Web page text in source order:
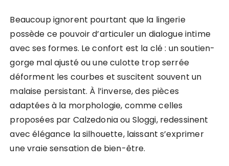
Beaucoup ignorent pourtant que la lingerie
possède ce pouvoir d’articuler un dialogue intime
avec ses formes. Le confort est la clé : un soutien-
gorge mal ajusté ou une culotte trop serrée
déforment les courbes et suscitent souvent un
malaise persistant. À l’inverse, des pièces
adaptées à la morphologie, comme celles
proposées par Calzedonia ou Sloggi, redessinent
avec élégance la silhouette, laissant s’exprimer
une vraie sensation de bien-être.